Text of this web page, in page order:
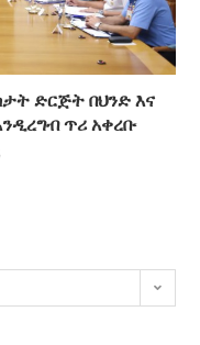
ድርጅት በህንድ እና
ጥሪ አቀረቡ